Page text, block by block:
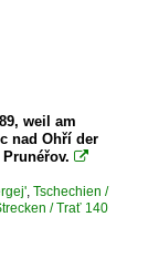
Private
weil am
nad Ohří der

, Tschechien /
/ Trať 140